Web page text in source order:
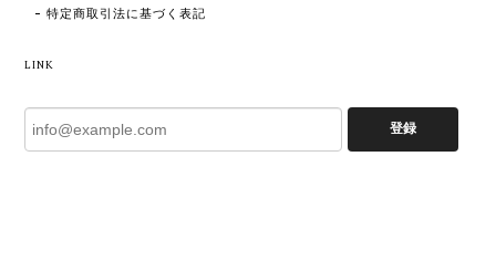
特定商取引法に基づく表記
LINK
登録